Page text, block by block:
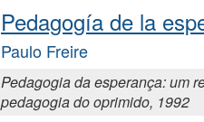
Pedagogía de la
Paulo Freire
Pedagogia da esperança: um
pedagogia do oprimido, 1992